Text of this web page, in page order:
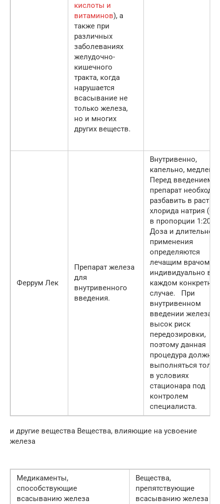
кислоты и
витаминов), а
также при
различных
заболеваниях
желудочно-
кишечного
тракта, когда
нарушается
всасывание не
только железа,
но и многих
других веществ.
Феррум Лек
Препарат железа
для
внутривенного
введения.
Внутривенно,
капельно,
Перед введением
препарат
разбавить в
хлорида натрия
в пропорции 1:20.
Доза и
применения
определяются
лечащим врачом
индивидуально в
каждом
случае. При
внутривенном
введении железа
высок риск
передозировки,
поэтому данная
процедура должна
выполняться
в условиях
стационара под
контролем
специалиста.
и другие вещества Вещества, влияющие на усвоение
железа
Медикаменты,
способствующие
всасыванию железа
Вещества,
препятствующие
всасыванию железа